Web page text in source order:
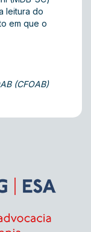
leitura do
em que o
(CFOAB)